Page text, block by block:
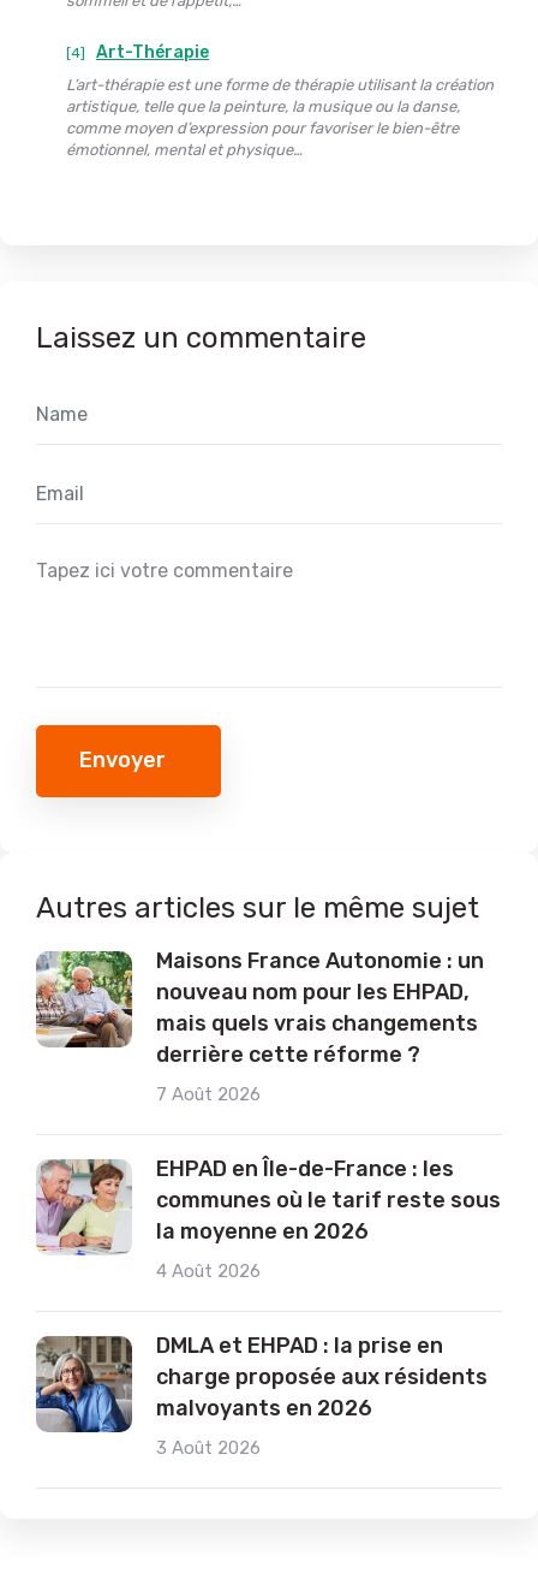
[4] Art-Thérapie
L’art-thérapie est une forme de thérapie utilisant la création
artistique, telle que la peinture, la musique ou la danse,
comme moyen d’expression pour favoriser le bien-être
émotionnel, mental et physique…
Laissez un commentaire
Envoyer
Autres articles sur le même sujet
Maisons France Autonomie : un
nouveau nom pour les EHPAD,
mais quels vrais changements
derrière cette réforme ?
7 Août 2026
EHPAD en Île-de-France : les
communes où le tarif reste sous
la moyenne en 2026
4 Août 2026
DMLA et EHPAD : la prise en
charge proposée aux résidents
malvoyants en 2026
3 Août 2026